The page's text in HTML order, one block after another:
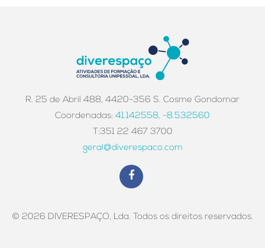
R. 25 de Abril 488, 4420-356 S. Cosme Gondomar
Coordenadas: 41.142558, -8.532560
T:351 22 467 3700
geral@diverespaco.com
© 2026 DIVERESPAÇO, Lda. Todos os direitos reservados.